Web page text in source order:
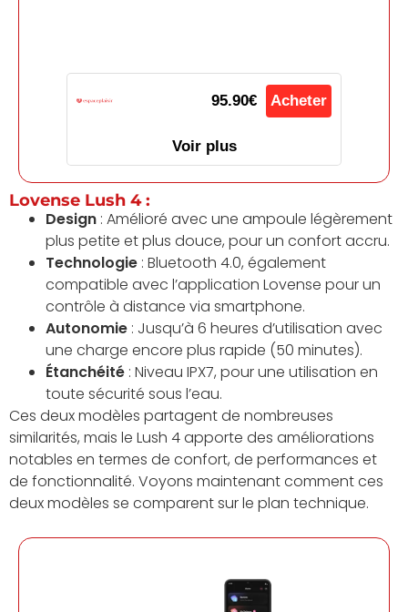
95.90€ Acheter
Voir plus
Lovense Lush 4 :
Design : Amélioré avec une ampoule légèrement
plus petite et plus douce, pour un confort accru.
Technologie : Bluetooth 4.0, également
compatible avec l’application Lovense pour un
contrôle à distance via smartphone.
Autonomie : Jusqu’à 6 heures d’utilisation avec
une charge encore plus rapide (50 minutes).
Étanchéité : Niveau IPX7, pour une utilisation en
toute sécurité sous l’eau.
Ces deux modèles partagent de nombreuses
similarités, mais le Lush 4 apporte des améliorations
notables en termes de confort, de performances et
de fonctionnalité. Voyons maintenant comment ces
deux modèles se comparent sur le plan technique.